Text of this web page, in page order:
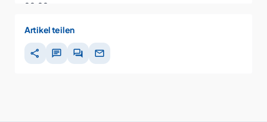
00:00
Artikel teilen
share chat forum mail